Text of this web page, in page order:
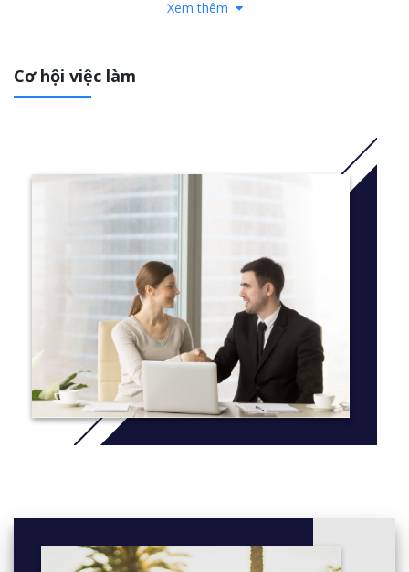
English or if you find it difficult to produce a particular English
sound or group of sounds.
It’s also the perfect stepping stone to courses like IELTS
Preparation and Cambridge (FCE, PET) - as it will give you the
Accurately copy the sounds required by the English
Reduce your accent
Improve listening skills and understanding of English
speakers
Use informal expressions and language in an appropriate
Xem thêm
Cơ hội việc làm